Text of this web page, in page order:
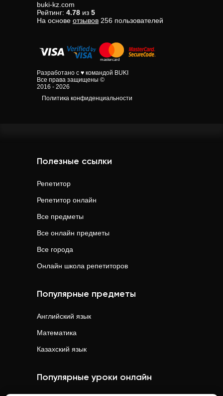
buki-kz.com
Рейтинг: 4.78 из 5
На основе отзывов 256 пользователей
Разработано с ♥ командой BUKI
Все права защищены ©
2016 - 2026
Политика конфиденциальности
Полезные ссылки
Репетитор
Репетитор онлайн
Все предметы
Все онлайн предметы
Все города
Онлайн школа репетиторов
Популярные предметы
Английский язык
Математика
Казахский язык
Популярные уроки онлайн